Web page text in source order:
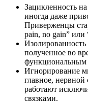
Зацикленность
иногда даже
Приверженцы
pain, no gain” или
полученное во
функциональным
Игнорирование
главное,
работают
связками.